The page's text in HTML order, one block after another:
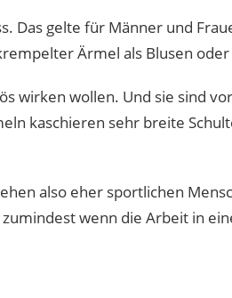
Das gelte für Männer und
Ärmel als Blusen
wirken wollen. Und sie sind
kaschieren sehr breite
also eher sportlichen
wenn die Arbeit in